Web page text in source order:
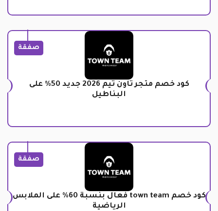
صفقة
كود خصم متجر تاون تيم 2026 جديد 50% على
البناطيل
صفقة
كود خصم town team فعال بنسبة 60% على الملابس
الرياضية